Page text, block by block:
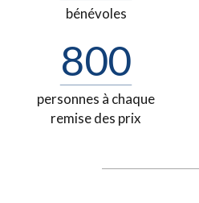
bénévoles
800
personnes à chaque
remise des prix